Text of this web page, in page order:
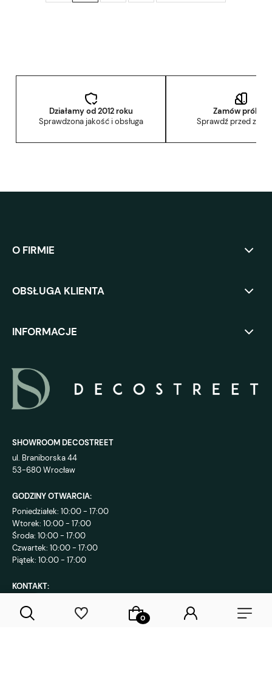
Działamy od 2012 roku
Sprawdzona jakość i obsługa
Zamów próbkę
Sprawdź przed
O FIRMIE
OBSŁUGA KLIENTA
INFORMACJE
SHOWROOM DECOSTREET
ul. Braniborska 44
53-680 Wrocław
GODZINY OTWARCIA:
Poniedziałek: 10:00 - 17:00
Wtorek: 10:00 - 17:00
Środa: 10:00 - 17:00
Czwartek: 10:00 - 17:00
Piątek: 10:00 - 17:00
KONTAKT:
sklep@decostreet.pl
4.9